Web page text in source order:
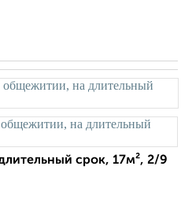
срок, 17м², 2/9